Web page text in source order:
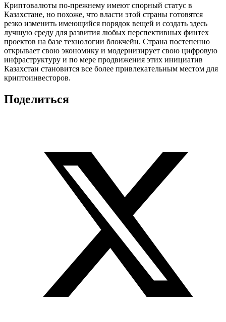
Криптовалюты по-прежнему имеют спорный статус в
Казахстане, но похоже, что власти этой страны готовятся
резко изменить имеющийся порядок вещей и создать здесь
лучшую среду для развития любых перспективных финтех
проектов на базе технологии блокчейн. Страна постепенно
открывает свою экономику и модернизирует свою цифровую
инфраструктуру и по мере продвижения этих инициатив
Казахстан становится все более привлекательным местом для
криптоинвесторов.
Поделиться